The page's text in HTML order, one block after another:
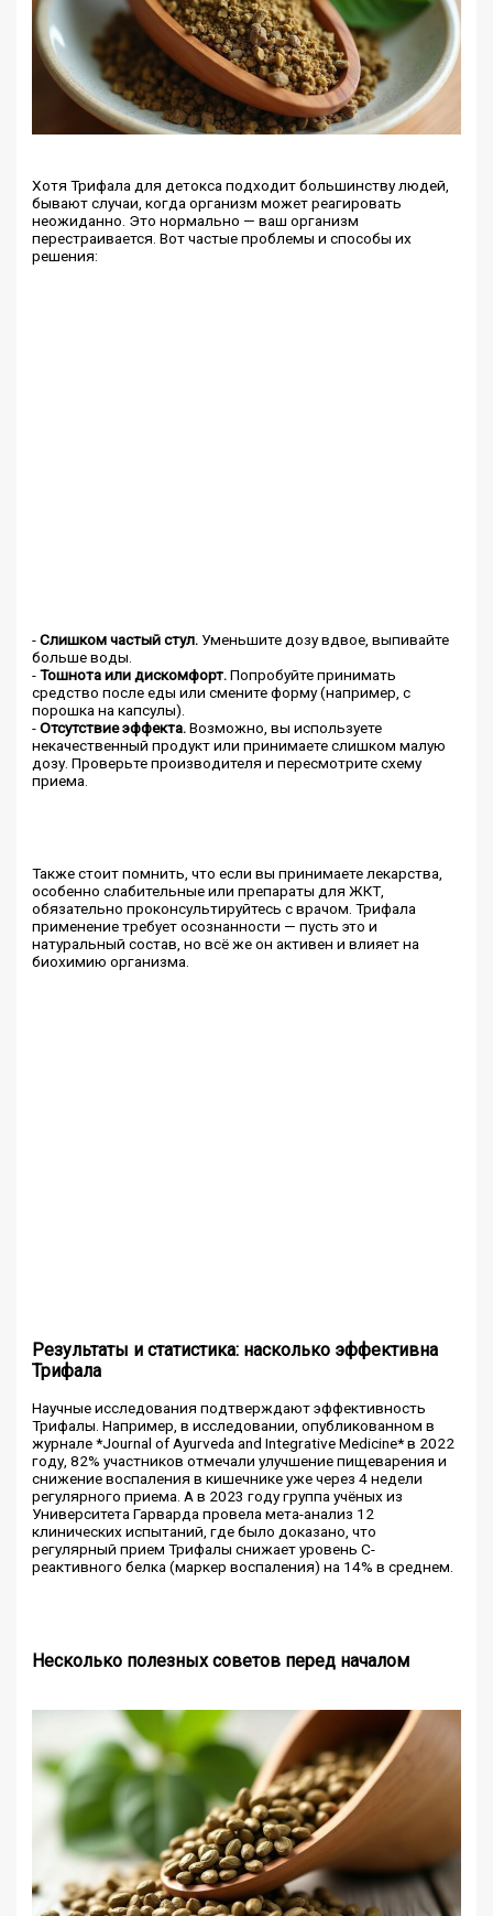
Хотя Трифала для детокса подходит большинству людей,
бывают случаи, когда организм может реагировать
неожиданно. Это нормально — ваш организм
перестраивается. Вот частые проблемы и способы их
решения:
-Слишком частый стул. Уменьшите дозу вдвое, выпивайте
больше воды.
-Тошнота или дискомфорт.Попробуйте принимать
средство после еды или смените форму (например, с
порошка на капсулы).
-Отсутствие эффекта.Возможно, вы используете
некачественный продукт или принимаете слишком малую
дозу. Проверьте производителя и пересмотрите схему
приема.
Также стоит помнить, что если вы принимаете лекарства,
особенно слабительные или препараты для ЖКТ,
обязательно проконсультируйтесь с врачом. Трифала
применение требует осознанности — пусть это и
натуральный состав, но всё же он активен и влияет на
биохимию организма.
Результаты и статистика: насколько эффективна
Трифала
Научные исследования подтверждают эффективность
Трифалы. Например, в исследовании, опубликованном в
журнале *Journal of Ayurveda and Integrative Medicine* в 2022
году, 82% участников отмечали улучшение пищеварения и
снижение воспаления в кишечнике уже через 4 недели
регулярного приема. А в 2023 году группа учёных из
Университета Гарварда провела мета-анализ 12
клинических испытаний, где было доказано, что
регулярный прием Трифалы снижает уровень C-
реактивного белка (маркер воспаления) на 14% в среднем.
Несколько полезных советов перед началом